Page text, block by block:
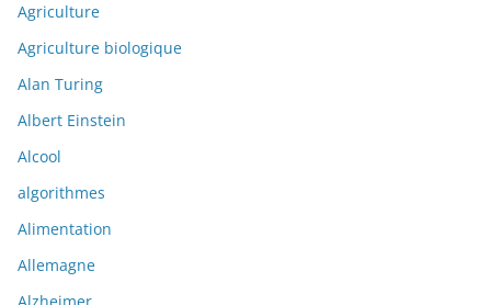
Agriculture
Agriculture biologique
Alan Turing
Albert Einstein
Alcool
algorithmes
Alimentation
Allemagne